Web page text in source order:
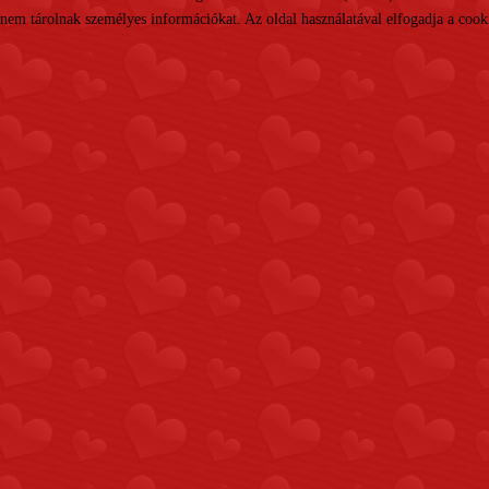
nem tárolnak személyes információkat. Az oldal használatával elfogadja a